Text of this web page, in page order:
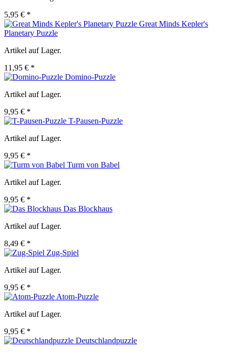
5,95 € *
Great Minds Kepler's
Planetary Puzzle
Artikel auf Lager.
11,95 € *
Domino-Puzzle
Artikel auf Lager.
9,95 € *
T-Pausen-Puzzle
Artikel auf Lager.
9,95 € *
Turm von Babel
Artikel auf Lager.
9,95 € *
Das Blockhaus
Artikel auf Lager.
8,49 € *
Zug-Spiel
Artikel auf Lager.
9,95 € *
Atom-Puzzle
Artikel auf Lager.
9,95 € *
Deutschlandpuzzle